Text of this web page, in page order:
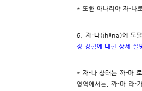
* 또한 아나리야 자-나
6. 자-나(jhāna)에 도달
정 경험에 대한 상세
* 자-나 상태는 까-마
영역에서는, 까-마 라-